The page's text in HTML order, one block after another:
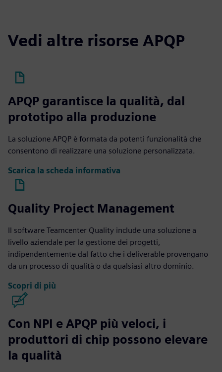
Vedi altre risorse APQP
APQP garantisce la qualità, dal
prototipo alla produzione
La soluzione APQP è formata da potenti funzionalità che
consentono di realizzare una soluzione personalizzata.
Scarica la scheda informativa
Quality Project Management
Il software Teamcenter Quality include una soluzione a
livello aziendale per la gestione dei progetti,
indipendentemente dal fatto che i deliverable provengano
da un processo di qualità o da qualsiasi altro dominio.
Scopri di più
Con NPI e APQP più veloci, i
produttori di chip possono elevare
la qualità